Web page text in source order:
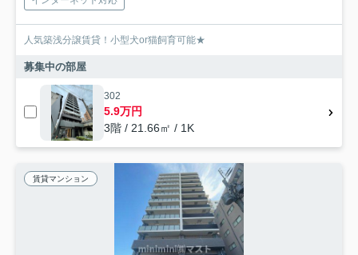
人気築浅分譲賃貸！小型犬or猫飼育可能★
募集中の部屋
302
5.9万円
3階 / 21.66㎡ / 1K
賃貸マンション